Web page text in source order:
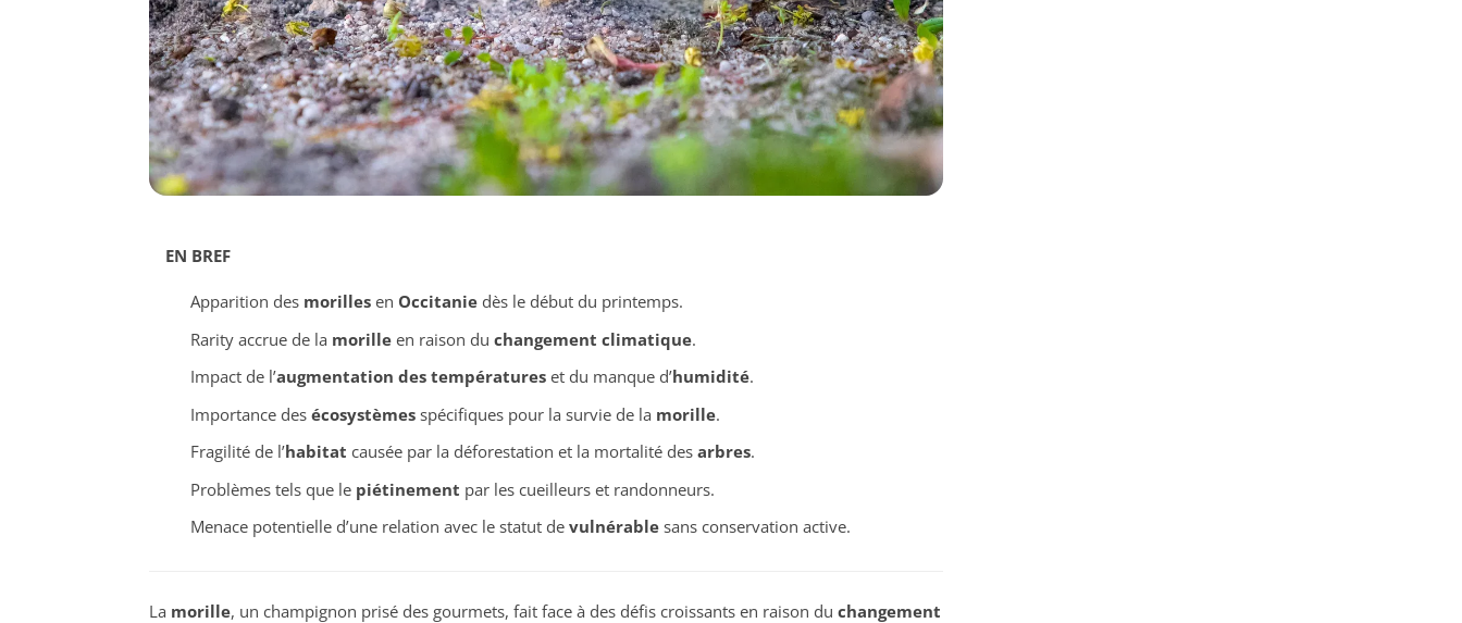
EN BREF
Apparition des morillesen Occitaniedès le début du printemps.
Rarity accrue de la morilleen raison du changement climatique.
Impact de l’augmentation des températureset du manque d’humidité.
Importance des écosystèmesspécifiques pour la survie de la morille.
Fragilité de l’habitat causée par la déforestation et la mortalité des arbres.
Problèmes tels que le piétinement par les cueilleurs et randonneurs.
Menace potentielle d’une relation avec le statut de vulnérablesans conservation active.
La morille, un champignon prisé des gourmets, fait face à des défis croissants en raison du changement